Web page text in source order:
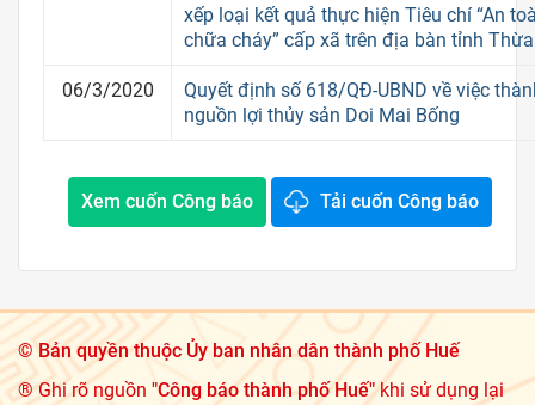
xếp loại kết quả thực hiện Tiêu chí “An
chữa cháy” cấp xã trên địa bàn tỉnh
06/3/2020
Quyết định số 618/QĐ-UBND về việc
nguồn lợi thủy sản Doi Mai Bống
Xem cuốn Công báo Tải cuốn Công báo
©Bản quyền thuộc Ủy ban nhân dân thành phố Huế
® Ghi rõ nguồn "Công báo thành phố Huế"khi sử dụng lại